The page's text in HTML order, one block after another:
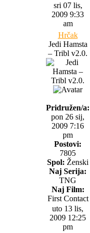
sri 07 lis,
2009 9:33
am
Hrčak
Jedi Hamsta
– Tribl v2.0.
Pridružen/a:
pon 26 sij,
2009 7:16
pm
Postovi:
7805
Spol: Ženski
Naj Serija:
TNG
Naj Film:
First Contact
uto 13 lis,
2009 12:25
pm